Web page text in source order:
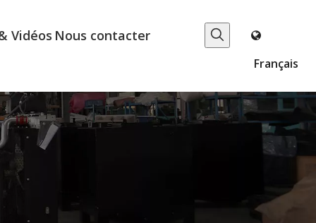
Vidéos Nous contacter
Français